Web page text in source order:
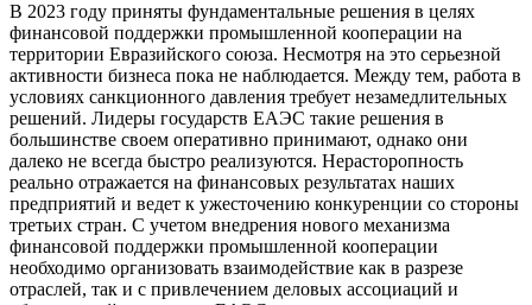
В 2023 году приняты фундаментальные решения в целях
финансовой поддержки промышленной кооперации на
территории Евразийского союза. Несмотря на это серьезной
активности бизнеса пока не наблюдается. Между тем, работа в
условиях санкционного давления требует незамедлительных
решений. Лидеры государств ЕАЭС такие решения в
большинстве своем оперативно принимают, однако они
далеко не всегда быстро реализуются. Нерасторопность
реально отражается на финансовых результатах наших
предприятий и ведет к ужесточению конкуренции со стороны
третьих стран. С учетом внедрения нового механизма
финансовой поддержки промышленной кооперации
необходимо организовать взаимодействие как в разрезе
отраслей, так и с привлечением деловых ассоциаций и